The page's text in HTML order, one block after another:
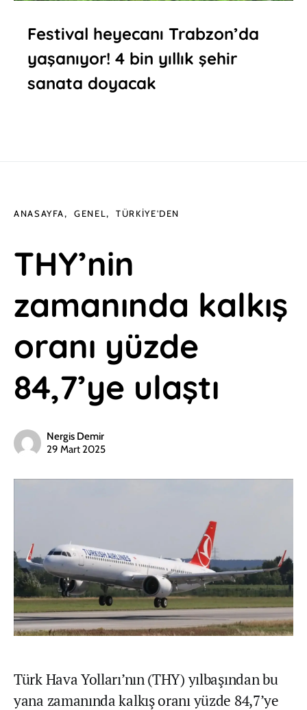
Festival heyecanı Trabzon’da
yaşanıyor! 4 bin yıllık şehir
sanata doyacak
ANASAYFA GENEL TÜRKIYE'DEN
THY’nin
zamanında kalkış
oranı yüzde
84,7’ye ulaştı
Nergis Demir
29 Mart 2025
Türk Hava Yolları’nın (THY) yılbaşından bu
yana zamanında kalkış oranı yüzde 84,7’ye